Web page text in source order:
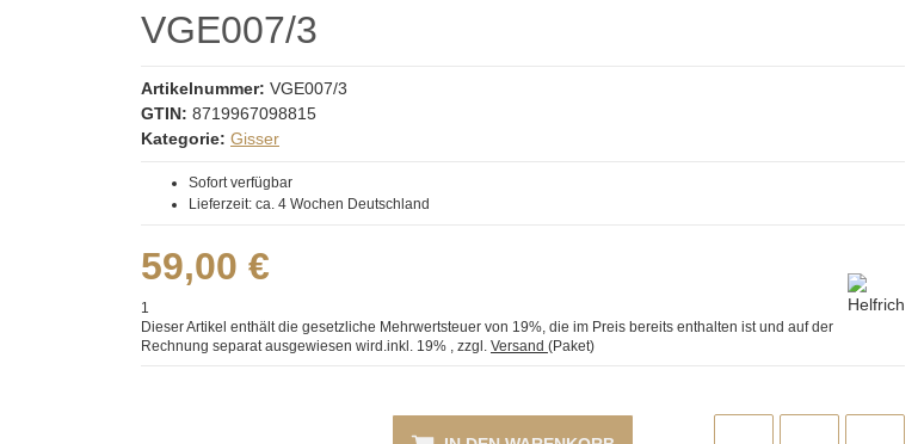
VGE007/3
Artikelnummer: VGE007/3
GTIN: 8719967098815
Kategorie: Gisser
Sofort verfügbar
Lieferzeit: ca. 4 Wochen Deutschland
59,00 €
1
Dieser Artikel enthält die gesetzliche Mehrwertsteuer von 19%, die im Preis bereits enthalten ist und auf der
Rechnung separat ausgewiesen wird.inkl. 19% , zzgl. Versand (Paket)